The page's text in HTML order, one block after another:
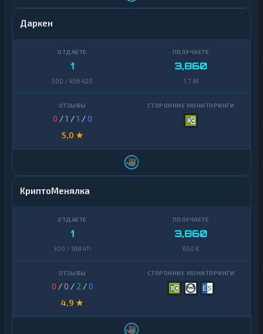
Даркен
1
500 / 436 420
3,860
1,7 M
0 /1 /1 /0
5,0 ★
КриптоМенялка
1
500 / 168 411
3,860
650 K
0 / 0 / 2 /0
4,9 ★